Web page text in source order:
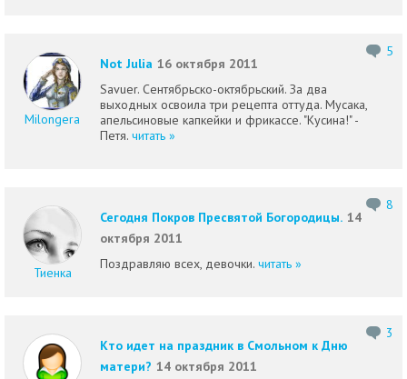
5
Milongera
Not Julia 16 октября 2011
Savuer. Сентябрьско-октябрьский. За два
выходных освоила три рецепта оттуда. Мусака,
апельсиновые капкейки и фрикассе. "Кусина!" -
Петя. читать »
8
Тиенка
Сегодня Покров Пресвятой Богородицы. 14
октября 2011
Поздравляю всех, девочки. читать »
3
Кто идет на праздник в Смольном к Дню
матери? 14 октября 2011